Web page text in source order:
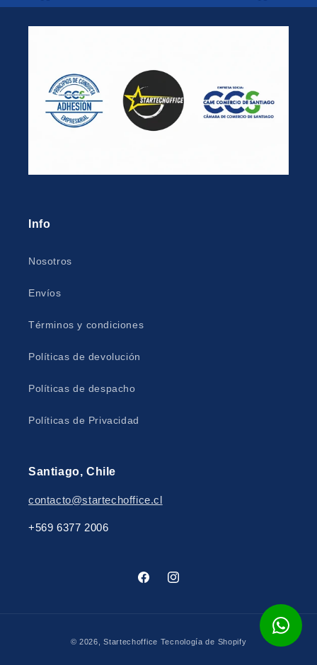
Info
Nosotros
Envíos
Términos y condiciones
Políticas de devolución
Políticas de despacho
Políticas de Privacidad
Santiago, Chile
contacto@startechoffice.cl
+569 6377 2006
FacebookInstagram
© 2026,Startechoffice Tecnología de Shopify